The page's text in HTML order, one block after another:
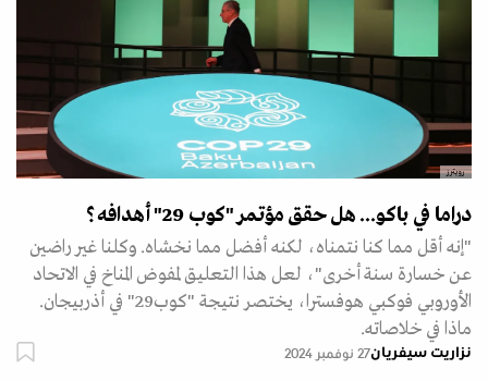
رويترز
دراما في باكو... هل حقق مؤتمر "كوب 29" أهدافه؟
"إنه أقل مما كنا نتمناه، لكنه أفضل مما نخشاه. وكلنا غير راضين
عن خسارة سنة أخرى"، لعل هذا التعليق لمفوض المناخ في الاتحاد
الأوروبي فوكبي هوفسترا، يختصر نتيجة "كوب29" في أذربيجان.
ماذا في خلاصاته.
نزاريت سيفريان27 نوفمبر 2024